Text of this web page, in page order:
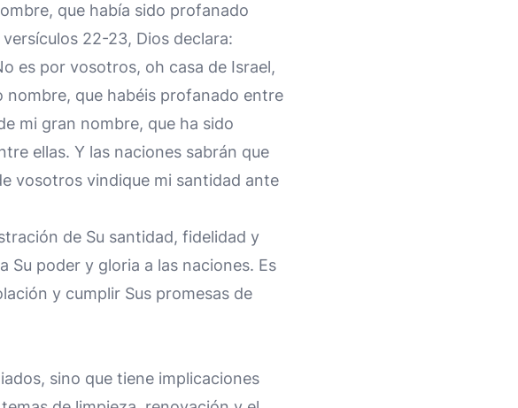
que había sido profanado
22-23, Dios declara:
es por vosotros, oh casa de Israel,
nombre, que habéis profanado entre
mi gran nombre, que ha sido
ellas. Y las naciones sabrán que
vosotros vindique mi santidad ante
de Su santidad, fidelidad y
Su poder y gloria a las naciones. Es
y cumplir Sus promesas de
sino que tiene implicaciones